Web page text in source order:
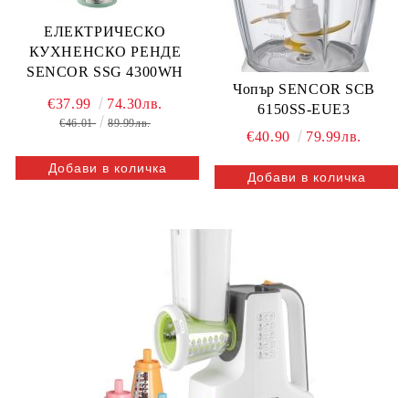
ЕЛЕКТРИЧЕСКО
КУХНЕНСКО РЕНДЕ
SENCOR SSG 4300WH
€37.99 74.30лв.
€46.01 89.99лв.
Чопър SENCOR SCB
6150SS-EUE3
€40.90
79.99лв.